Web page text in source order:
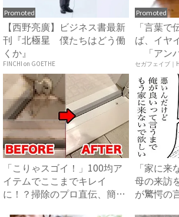
Promoted
【西野亮廣】ビジネス書最新
刊『北極星 僕たちはどう働
くか』
FINCHI on GOETHE
Promoted
「言葉で
ば、イヤ
「アン
ん...
セガフェイブ｜
「こりゃスゴイ！」100均ア
イテムでここまでキレイ
に！？掃除のプロ直伝、簡単
「家に
母の来訪
が驚愕の